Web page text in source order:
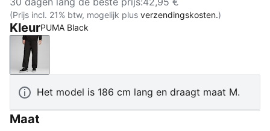
(Prijs incl. 21% btw, mogelijk plus verzendingskosten.)
KleurPUMA Black
PUMA Black
Het model is 186 cm lang en draagt maat M.
Maat